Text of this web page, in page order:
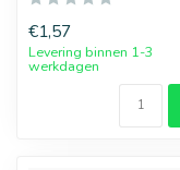
€1,57
Levering binnen 1-3
werkdagen